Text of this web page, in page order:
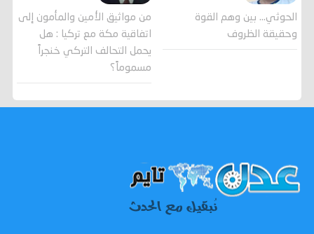
الحوثي... بين وهم القوة
وحقيقة الظروف
من مواثيق الأمين والمأمون إلى
اتفاقية مكة مع تركيا : هل
يحمل التحالف التركي خنجراً
مسموماً؟